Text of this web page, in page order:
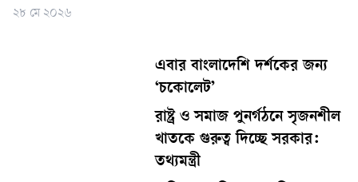
কষ্ট হবে। সবশেষ ঈদুল ফিতরেও সিনেমা মুক্তি পেয়েছিল এর প্রায়
২৮ মে ২০২৬
এবার বাংলাদেশি দর্শকের জন্য
‘চকোলেট’
রাষ্ট্র ও সমাজ পুনর্গঠনে সৃজনশীল
খাতকে গুরুত্ব দিচ্ছে সরকার:
তথ্যমন্ত্রী